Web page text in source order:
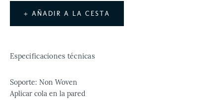
+ AÑADIR A LA CESTA
Especificaciones técnicas
Soporte: Non Woven
Aplicar cola en la pared